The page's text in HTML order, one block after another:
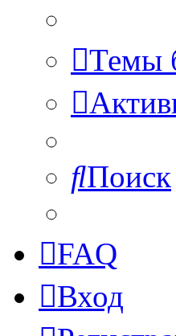
Темы
Поиск
FAQ
Вход